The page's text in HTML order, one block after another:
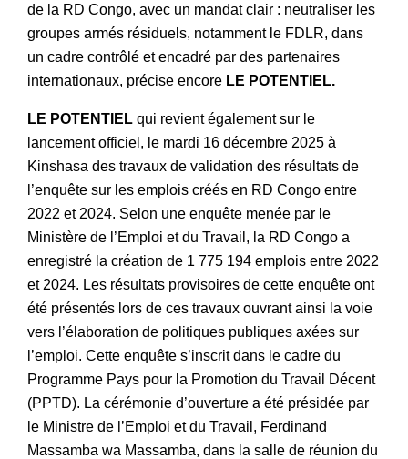
de la RD Congo, avec un mandat clair : neutraliser les
groupes armés résiduels, notamment le FDLR, dans
un cadre contrôlé et encadré par des partenaires
internationaux, précise encore LE POTENTIEL.
LE POTENTIEL qui revient également sur le
lancement officiel, le mardi 16 décembre 2025 à
Kinshasa des travaux de validation des résultats de
l’enquête sur les emplois créés en RD Congo entre
2022 et 2024. Selon une enquête menée par le
Ministère de l’Emploi et du Travail, la RD Congo a
enregistré la création de 1 775 194 emplois entre 2022
et 2024. Les résultats provisoires de cette enquête ont
été présentés lors de ces travaux ouvrant ainsi la voie
vers l’élaboration de politiques publiques axées sur
l’emploi. Cette enquête s’inscrit dans le cadre du
Programme Pays pour la Promotion du Travail Décent
(PPTD). La cérémonie d’ouverture a été présidée par
le Ministre de l’Emploi et du Travail, Ferdinand
Massamba wa Massamba, dans la salle de réunion du